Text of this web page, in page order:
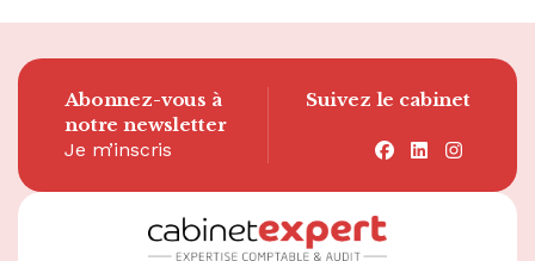
Abonnez-vous à
notre newsletter
Je m’inscris
Suivez le cabinet
facebook
linkedin